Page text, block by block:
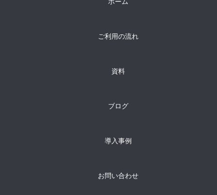
ご利用の流れ
資料
ブログ
導入事例
お問い合わせ